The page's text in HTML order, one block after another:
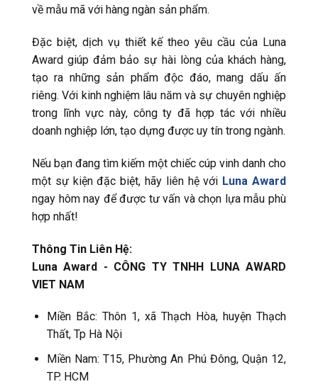
về mẫu mã với hàng ngàn sản phẩm.
Đặc biệt, dịch vụ thiết kế theo yêu cầu của Luna
Award giúp đảm bảo sự hài lòng của khách hàng,
tạo ra những sản phẩm độc đáo, mang dấu ấn
riêng. Với kinh nghiệm lâu năm và sự chuyên nghiệp
trong lĩnh vực này, công ty đã hợp tác với nhiều
doanh nghiệp lớn, tạo dựng được uy tín trong ngành.
Nếu bạn đang tìm kiếm một chiếc cúp vinh danh cho
một sự kiện đặc biệt, hãy liên hệ với Luna Award
ngay hôm nay để được tư vấn và chọn lựa mẫu phù
hợp nhất!
Thông Tin Liên Hệ:
Luna Award - CÔNG TY TNHH LUNA AWARD
VIET NAM
Miền Bắc: Thôn 1, xã Thạch Hòa, huyện Thạch
Thất, Tp Hà Nội
Miền Nam: T15, Phường An Phú Đông, Quận 12,
TP. HCM